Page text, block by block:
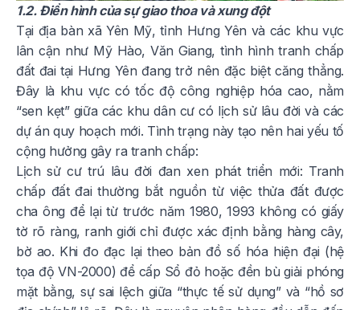
1.2. Điển hình của sự giao thoa và xung đột
Tại địa bàn xã Yên Mỹ, tỉnh Hưng Yên và các khu vực
lân cận như Mỹ Hào, Văn Giang, tình hình tranh chấp
đất đai tại Hưng Yên đang trở nên đặc biệt căng thẳng.
Đây là khu vực có tốc độ công nghiệp hóa cao, nằm
“sen kẹt” giữa các khu dân cư có lịch sử lâu đời và các
dự án quy hoạch mới. Tình trạng này tạo nên hai yếu tố
cộng hưởng gây ra tranh chấp:
Lịch sử cư trú lâu đời đan xen phát triển mới: Tranh
chấp đất đai thường bắt nguồn từ việc thửa đất được
cha ông để lại từ trước năm 1980, 1993 không có giấy
tờ rõ ràng, ranh giới chỉ được xác định bằng hàng cây,
bờ ao. Khi đo đạc lại theo bản đồ số hóa hiện đại (hệ
tọa độ VN-2000) để cấp Sổ đỏ hoặc đền bù giải phóng
mặt bằng, sự sai lệch giữa “thực tế sử dụng” và “hồ sơ